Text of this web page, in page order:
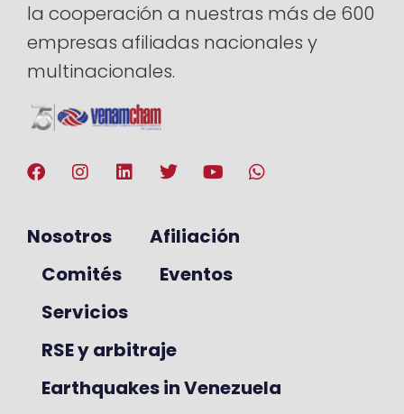
la cooperación a nuestras más de 600
empresas afiliadas nacionales y
multinacionales.
Nosotros
Afiliación
Comités
Eventos
Servicios
RSE y arbitraje
Earthquakes in Venezuela